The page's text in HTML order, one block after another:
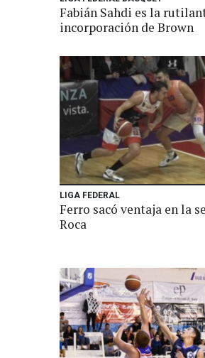
Fabián Sahdi es la
incorporación de Brown
LIGA FEDERAL
Ferro sacó ventaja en la
Roca